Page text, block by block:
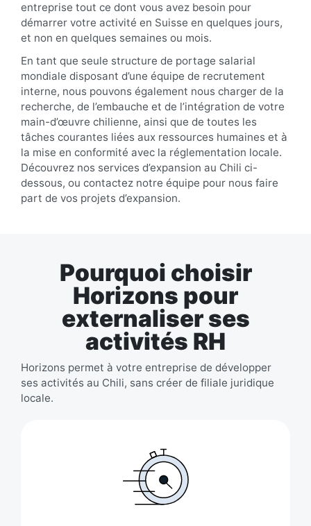
entreprise tout ce dont vous avez besoin pour
démarrer votre activité en Suisse en quelques jours,
et non en quelques semaines ou mois.
En tant que seule structure de portage salarial
mondiale disposant d’une équipe de recrutement
interne, nous pouvons également nous charger de la
recherche, de l’embauche et de l’intégration de votre
main-d’œuvre chilienne, ainsi que de toutes les
tâches courantes liées aux ressources humaines et à
la mise en conformité avec la réglementation locale.
Découvrez nos services d’expansion au Chili ci-
dessous, ou contactez notre équipe pour nous faire
part de vos projets d’expansion.
Pourquoi choisir
Horizons pour
externaliser ses
activités RH
Horizons permet à votre entreprise de développer
ses activités au Chili, sans créer de filiale juridique
locale.